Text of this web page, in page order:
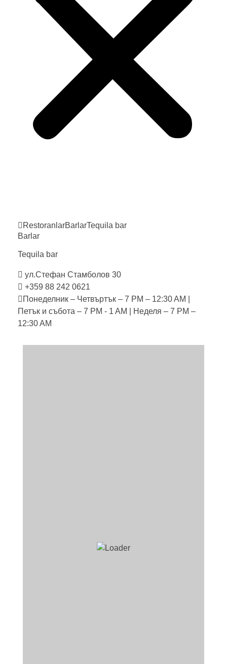
RestoranlarBarlarTequila bar
Barlar
Tequila bar
ул.Стефан Стамболов 30
+359 88 242 0621
Понеделник – Четвъртък – 7 PM – 12:30 AM |
Петък и събота – 7 PM - 1 AM | Неделя – 7 PM –
12:30 AM